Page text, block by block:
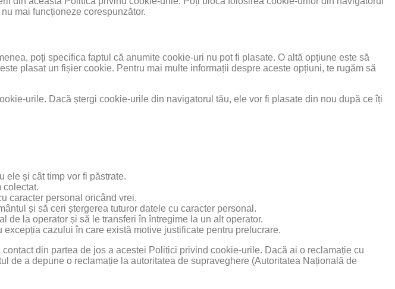
mai funcționeze corespunzător.
poți specifica faptul că anumite cookie-uri nu pot fi plasate. O altă opțiune este să
plasat un fișier cookie. Pentru mai multe informații despre aceste opțiuni, te rugăm să
urile. Dacă ștergi cookie-urile din navigatorul tău, ele vor fi plasate din nou după ce îți
ele și cât timp vor fi păstrate.
colectat.
caracter personal oricând vrei.
și să ceri ștergerea tuturor datele cu caracter personal.
de la operator și să le transferi în întregime la un alt operator.
cazului în care există motive justificate pentru prelucrare.
din partea de jos a acestei Politici privind cookie-urile. Dacă ai o reclamație cu
de a depune o reclamație la autoritatea de supraveghere (Autoritatea Națională de